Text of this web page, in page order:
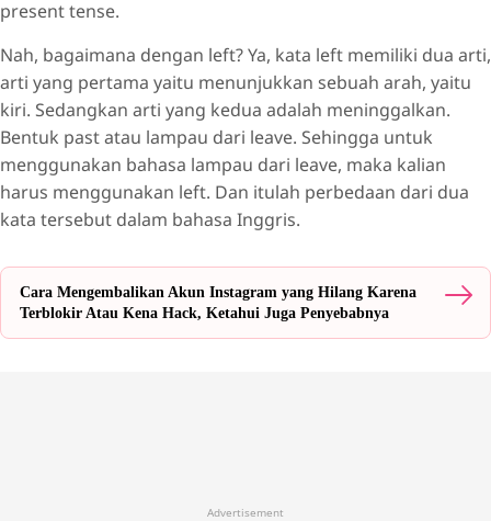
present tense.
Nah, bagaimana dengan left? Ya, kata left memiliki dua arti,
arti yang pertama yaitu menunjukkan sebuah arah, yaitu
kiri. Sedangkan arti yang kedua adalah meninggalkan.
Bentuk past atau lampau dari leave. Sehingga untuk
menggunakan bahasa lampau dari leave, maka kalian
harus menggunakan left. Dan itulah perbedaan dari dua
kata tersebut dalam bahasa Inggris.
Cara Mengembalikan Akun Instagram yang Hilang Karena
Terblokir Atau Kena Hack, Ketahui Juga Penyebabnya
Advertisement